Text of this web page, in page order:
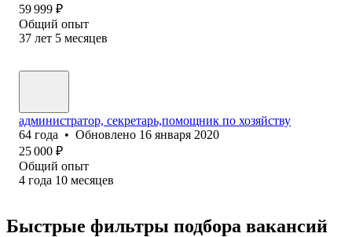
59 999 ₽
Общий опыт
37 лет 5 месяцев
администратор, секретарь,помощник по хозяйству
64 года • Обновлено 16 января 2020
25 000 ₽
Общий опыт
4 года 10 месяцев
Быстрые фильтры подбора вакансий